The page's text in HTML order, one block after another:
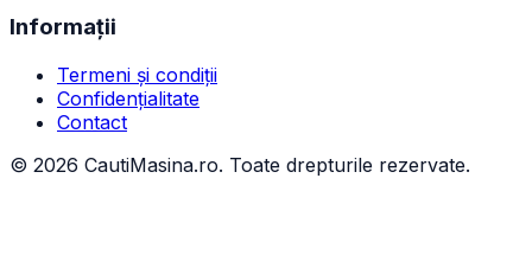
Informații
Termeni și condiții
Confidențialitate
Contact
© 2026 CautiMasina.ro. Toate drepturile rezervate.